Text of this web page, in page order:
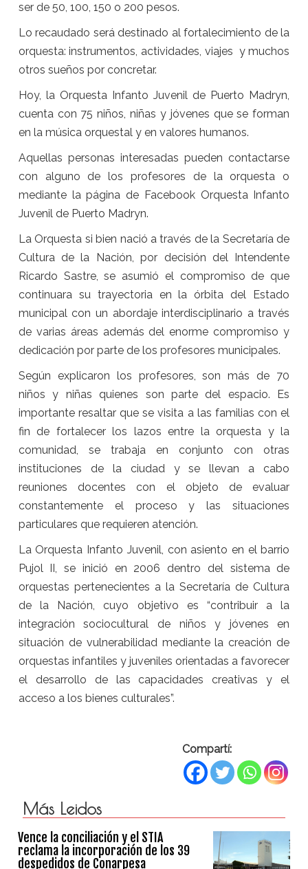
ser de 50, 100, 150 o 200 pesos.
Lo recaudado será destinado al fortalecimiento de la
orquesta: instrumentos, actividades, viajes y muchos
otros sueños por concretar.
Hoy, la Orquesta Infanto Juvenil de Puerto Madryn,
cuenta con 75 niños, niñas y jóvenes que se forman
en la música orquestal y en valores humanos.
Aquellas personas interesadas pueden contactarse
con alguno de los profesores de la orquesta o
mediante la página de Facebook Orquesta Infanto
Juvenil de Puerto Madryn.
La Orquesta si bien nació a través de la Secretaría de
Cultura de la Nación, por decisión del Intendente
Ricardo Sastre, se asumió el compromiso de que
continuara su trayectoria en la órbita del Estado
municipal con un abordaje interdisciplinario a través
de varias áreas además del enorme compromiso y
dedicación por parte de los profesores municipales.
Según explicaron los profesores, son más de 70
niños y niñas quienes son parte del espacio. Es
importante resaltar que se visita a las familias con el
fin de fortalecer los lazos entre la orquesta y la
comunidad, se trabaja en conjunto con otras
instituciones de la ciudad y se llevan a cabo
reuniones docentes con el objeto de evaluar
constantemente el proceso y las situaciones
particulares que requieren atención.
La Orquesta Infanto Juvenil, con asiento en el barrio
Pujol II, se inició en 2006 dentro del sistema de
orquestas pertenecientes a la Secretaría de Cultura
de la Nación, cuyo objetivo es “contribuir a la
integración sociocultural de niños y jóvenes en
situación de vulnerabilidad mediante la creación de
orquestas infantiles y juveniles orientadas a favorecer
el desarrollo de las capacidades creativas y el
acceso a los bienes culturales”.
Compartí:
Más Leidos
Vence la conciliación y el STIA
reclama la incorporación de los 39
despedidos de Conarpesa